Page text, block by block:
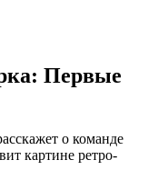
Первые
о команде
картине ретро-